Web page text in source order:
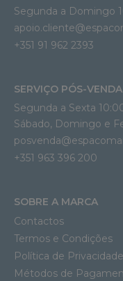
Segunda a Domingo
+351 91 962 2393
SERVIÇO PÓS-VENDA
Segunda a Sexta
Sábado, Domingo e
+351 963 396 200
SOBRE A MARCA
Contactos
Termos e Condições
Política de Privacidade
Métodos de